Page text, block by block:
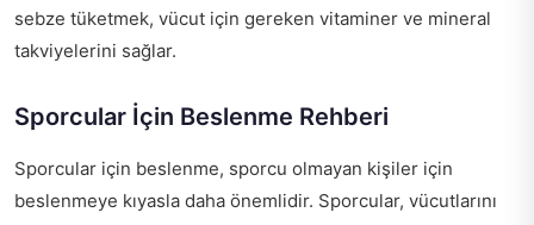
sebze tüketmek, vücut için gereken vitaminer ve mineral
takviyelerini sağlar.
Sporcular İçin Beslenme Rehberi
Sporcular için beslenme, sporcu olmayan kişiler için
beslenmeye kıyasla daha önemlidir. Sporcular, vücutlarını